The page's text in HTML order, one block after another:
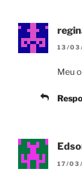
13/
Meu
17/